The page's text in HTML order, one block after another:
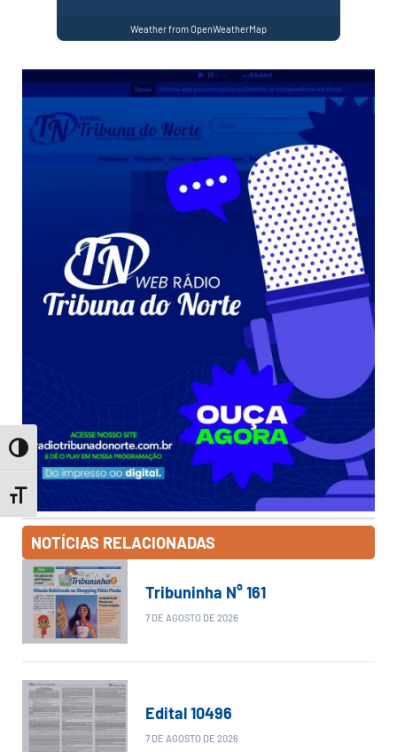
Toggle High Contrast
Toggle Font size
Weather from OpenWeatherMap
NOTÍCIAS RELACIONADAS
Tribuninha N° 161
7 DE AGOSTO DE 2026
Edital 10496
7 DE AGOSTO DE 2026